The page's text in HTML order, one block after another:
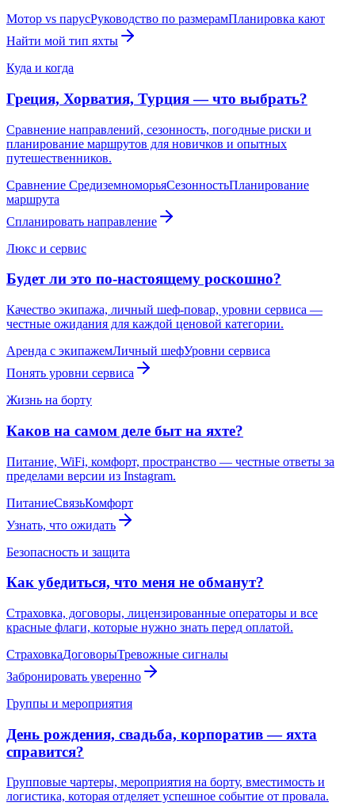
Мотор vs парусРуководство по размерамПланировка кают
Найти мой тип яхты
Куда и когда
Греция, Хорватия, Турция — что выбрать?
Сравнение направлений, сезонность, погодные риски и
планирование маршрутов для новичков и опытных
путешественников.
Сравнение СредиземноморьяСезонностьПланирование
маршрута
Спланировать направление
Люкс и сервис
Будет ли это по-настоящему роскошно?
Качество экипажа, личный шеф-повар, уровни сервиса —
честные ожидания для каждой ценовой категории.
Аренда с экипажемЛичный шефУровни сервиса
Понять уровни сервиса
Жизнь на борту
Каков на самом деле быт на яхте?
Питание, WiFi, комфорт, пространство — честные ответы за
пределами версии из Instagram.
ПитаниеСвязьКомфорт
Узнать, что ожидать
Безопасность и защита
Как убедиться, что меня не обманут?
Страховка, договоры, лицензированные операторы и все
красные флаги, которые нужно знать перед оплатой.
СтраховкаДоговорыТревожные сигналы
Забронировать уверенно
Группы и мероприятия
День рождения, свадьба, корпоратив — яхта
справится?
Групповые чартеры, мероприятия на борту, вместимость и
логистика, которая отделяет успешное событие от провала.